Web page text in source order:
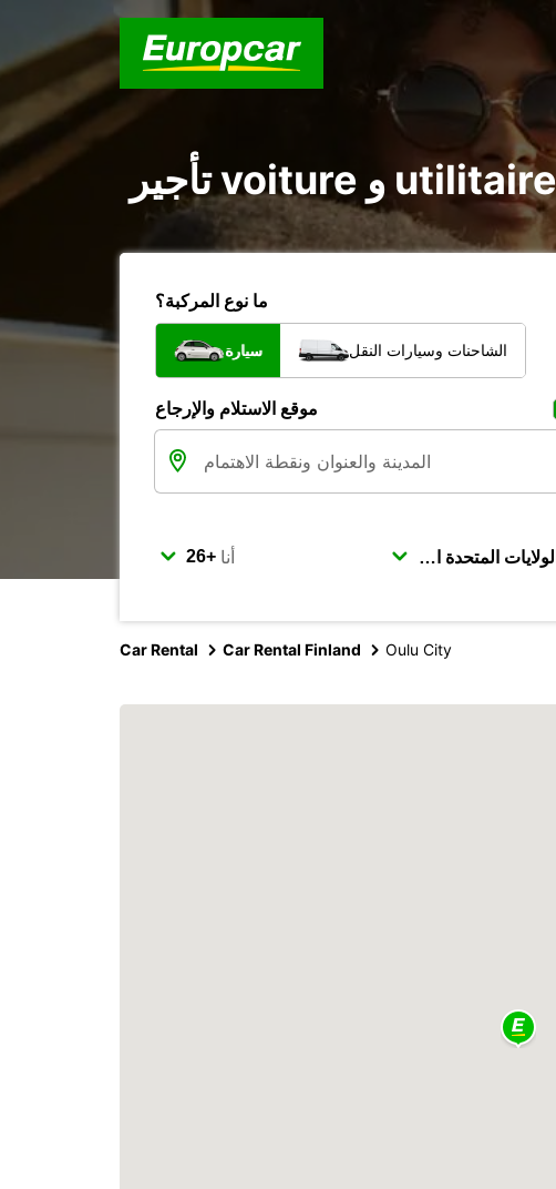
ما نوع المركبة؟
سيارة الشاحنات وسيارات النقل
موقع الاستلام والإرجاع
أنا
Car Rental Car Rental Finland Oulu City